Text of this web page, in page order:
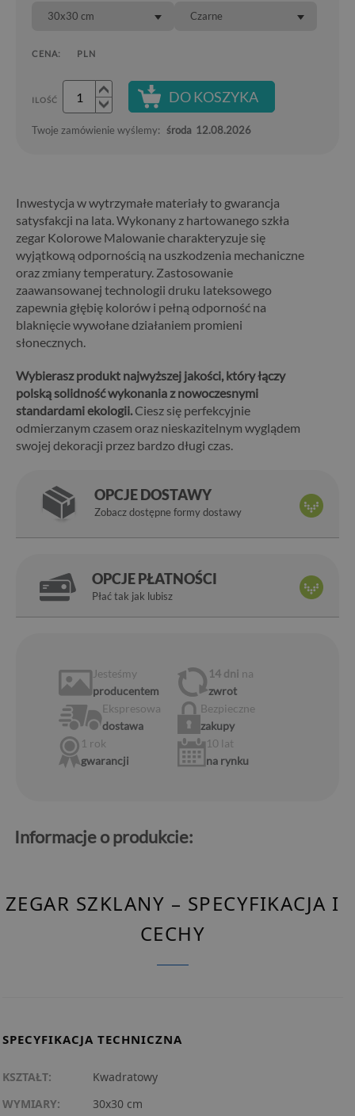
30x30 cm Czarne
CENA: PLN
ILOŚĆ DO KOSZYKA
Twoje zamówienie wyślemy: środa 12.08.2026
Inwestycja w wytrzymałe materiały to gwarancja
satysfakcji na lata. Wykonany z hartowanego szkła
zegar Kolorowe Malowanie charakteryzuje się
wyjątkową odpornością na uszkodzenia mechaniczne
oraz zmiany temperatury. Zastosowanie
zaawansowanej technologii druku lateksowego
zapewnia głębię kolorów i pełną odporność na
blaknięcie wywołane działaniem promieni
słonecznych.
Wybierasz produkt najwyższej jakości, który łączy
polską solidność wykonania z nowoczesnymi
standardami ekologii.Ciesz się perfekcyjnie
odmierzanym czasem oraz nieskazitelnym wyglądem
swojej dekoracji przez bardzo długi czas.
OPCJE DOSTAWY
Zobacz dostępne formy dostawy
OPCJE PŁATNOŚCI
Płać tak jak lubisz
Jesteśmy
producentem
14 dni na
zwrot
Ekspresowa
dostawa
Bezpieczne
zakupy
1 rok
gwarancji
10 lat
na rynku
Informacje o produkcie:
ZEGAR SZKLANY – SPECYFIKACJA I
CECHY
SPECYFIKACJA TECHNICZNA
KSZTAŁT:
Kwadratowy
WYMIARY:
30x30 cm